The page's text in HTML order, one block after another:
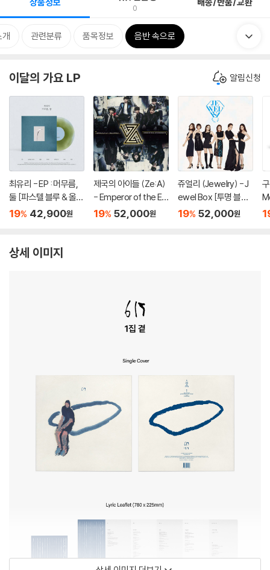
0
개 관련분류 품목정보 음반 속으로
이달의 가요 LP 알림신청
최유리 - EP : 머무름,
둘 [파스텔 블루 & 올리
브 그린 컬러 10인치 Vi
19% 42,900원
제국의 아이들 (Ze:A)
- Emperor of the E
mpire [립타이드 컬러
19% 52,000원
쥬얼리 (Jewelry) - J
ewel Box [투명 블루
컬러 LP]
19% 52,000원
P]
상세 이미지